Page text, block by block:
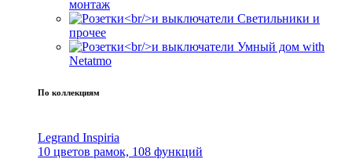
монтаж
Светильники и
прочее
Умный дом with
Netatmo
По коллекциям
Legrand Inspiria
10 цветов рамок, 108 функций